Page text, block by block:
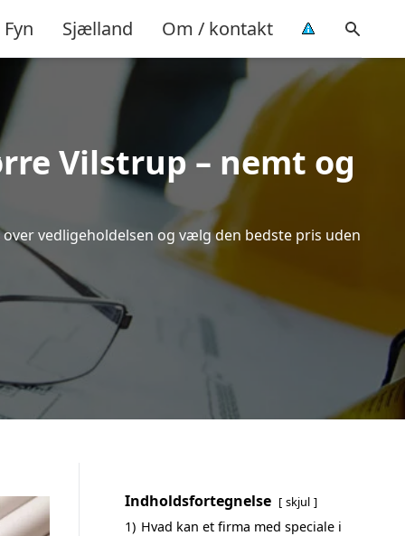
Fyn Sjælland Om / kontakt
Vilstrup – nemt og
vedligeholdelsen og vælg den bedste pris uden
Indholdsfortegnelse skjul
1) Hvad kan et firma med speciale i